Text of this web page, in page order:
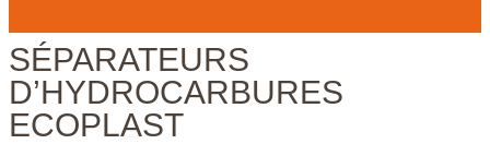
SÉPARATEURS
D’HYDROCARBURES
ECOPLAST